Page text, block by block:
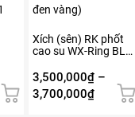
Xích (sên) RK phốt
cao su WX-Ring BL-
vàng)
3,500,000₫ –
3,700,000₫Khoảng
có
biến
thể.
tùy
chọn